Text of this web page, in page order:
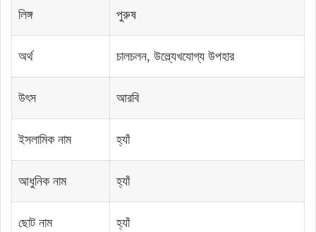
লিঙ্গ পুরুষ
অর্থ চালচলন, উল্ল্যেখযোগ্য উপহার
উৎস আরবি
ইসলামিক নাম হ্যাঁ
আধুনিক নাম হ্যাঁ
ছোট নাম হ্যাঁ